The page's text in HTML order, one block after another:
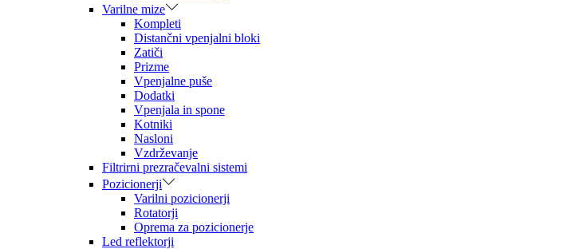
Varilne mize
Kompleti
Distančni vpenjalni bloki
Zatiči
Prizme
Vpenjalne puše
Dodatki
Vpenjala in spone
Kotniki
Nasloni
Vzdrževanje
Filtrirni prezračevalni sistemi
Pozicionerji
Varilni pozicionerji
Rotatorji
Oprema za pozicionerje
Led reflektorji